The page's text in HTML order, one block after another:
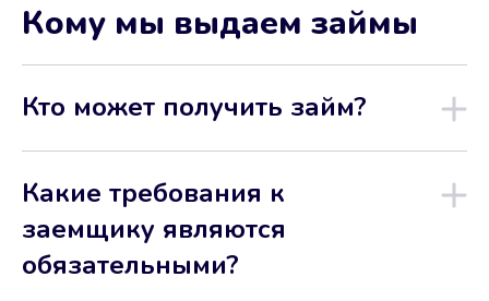
Кому мы выдаем займы
Кто может получить займ?
Какие требования к
заемщику являются
обязательными?